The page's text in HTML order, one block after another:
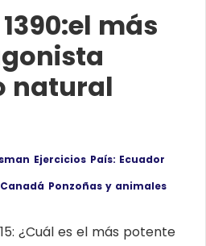
más
natural
Ejercicios País: Ecuador
Ponzoñas y animales
¿Cuál es el más potente